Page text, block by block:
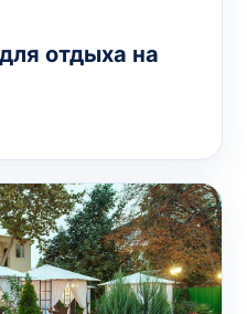
отдыха на